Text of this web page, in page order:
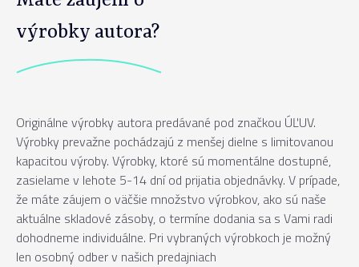
výrobky autora?
Originálne výrobky autora predávané pod značkou ÚĽUV.
Výrobky prevažne pochádzajú z menšej dielne s limitovanou
kapacitou výroby. Výrobky, ktoré sú momentálne dostupné,
zasielame v lehote 5-14 dní od prijatia objednávky. V prípade,
že máte záujem o väčšie množstvo výrobkov, ako sú naše
aktuálne skladové zásoby, o termíne dodania sa s Vami radi
dohodneme individuálne. Pri vybraných výrobkoch je možný
len osobný odber v našich predajniach